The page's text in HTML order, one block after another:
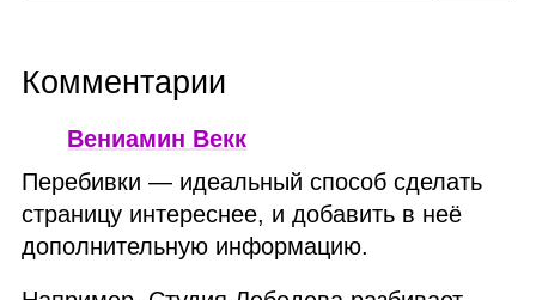
Комментарии
Вениамин Векк
Перебивки — идеальный способ сделать
страницу интереснее, и добавить в неё
дополнительную информацию.